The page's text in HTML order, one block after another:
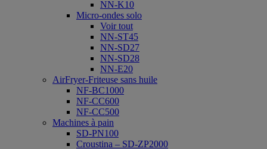
NN-K10
Micro-ondes solo
Voir tout
NN-ST45
NN-SD27
NN-SD28
NN-E20
AirFryer-Friteuse sans huile
NF-BC1000
NF-CC600
NF-CC500
Machines à pain
SD-PN100
Croustina – SD-ZP2000